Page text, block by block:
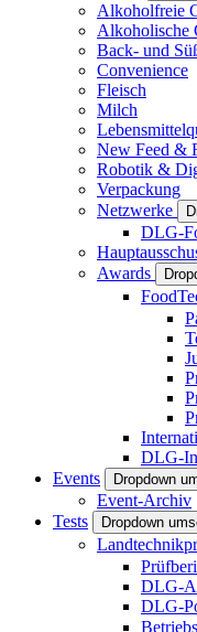
Alkoholfreie
Alkoholische
Back- und
Convenience
Fleisch
Milch
New Feed &
Robotik &
Verpackung
Netzwerke
DLG-
Awards
DLG-
Events
Dropdown
Event-Archiv
Tests
Dropdown
DLG-
DLG-